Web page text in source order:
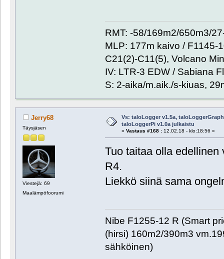
RMT: -58/169m2/650m3/
MLP: 177m kaivo / F1145-
C21(2)-C11(5), Volcano
IV: LTR-3 EDW / Sabiana
S: 2-aika/m.aik./s-kiuas,
Jerry68
Täysjäsen
Viestejä: 69
Maalämpöfoorumi
Vs: taloLogger v1.5a, taloLoggerGraph
taloLoggerPi v1.0a julkaistu
« Vastaus #168 :12.02.18 - klo:18:56 »
Tuo taitaa olla
R4.
Liekkö siinä sama
Nibe F1255-12 R (Smart
(hirsi) 160m2/390m3
sähköinen)